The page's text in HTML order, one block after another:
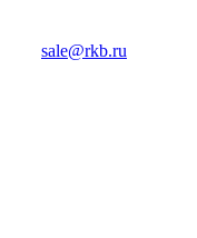
sale@rkb.ru